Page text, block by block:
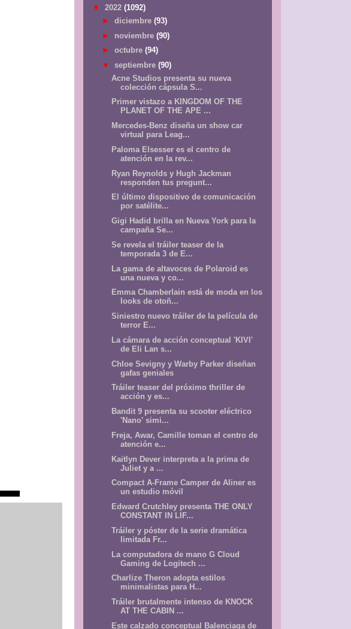
▼ 2022 (1092)
► diciembre (93)
► noviembre (90)
► octubre (94)
▼ septiembre (90)
Acne Studios presenta su nueva
colección cápsula S...
Primer vistazo a KINGDOM OF THE
PLANET OF THE APE ...
Mercedes-Benz diseña un show car
virtual para Leag...
Paloma Elsesser es el centro de
atención en la rev...
Ryan Reynolds y Hugh Jackman
responden tus pregunt...
El último dispositivo de comunicación
por satélite...
Gigi Hadid brilla en Nueva York para la
campaña Se...
Se revela el tráiler teaser de la
temporada 3 de E...
La gama de altavoces de Polaroid es
una nueva y co...
Emma Chamberlain está de moda en los
looks de otoñ...
Siniestro nuevo tráiler de la película de
terror E...
La cámara de acción conceptual 'KIVI'
de Eli Lan s...
Chloe Sevigny y Warby Parker diseñan
gafas geniales
Tráiler teaser del próximo thriller de
acción y es...
Bandit 9 presenta su scooter eléctrico
'Nano' simi...
Freja, Awar, Camille toman el centro de
atención e...
Kaitlyn Dever interpreta a la prima de
Juliet y a ...
Compact A-Frame Camper de Aliner es
un estudio móvil
Edward Crutchley presenta THE ONLY
CONSTANT IN LIF...
Tráiler y póster de la serie dramática
limitada Fr...
La computadora de mano G Cloud
Gaming de Logitech ...
Charlize Theron adopta estilos
minimalistas para H...
Tráiler brutalmente intenso de KNOCK
AT THE CABIN ...
Este calzado conceptual Balenciaga de